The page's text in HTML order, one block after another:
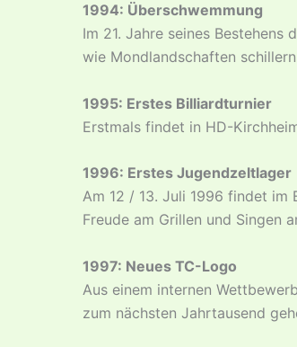
1994: Überschwemmung
Im 21. Jahre seines
wie Mondlandschaften
1995: Erstes Billiardturnier
Erstmals findet in HD-
1996: Erstes Jugendzeltlager
Am 12 / 13. Juli 1996 findet im
Freude am Grillen und Singen
1997: Neues TC-Logo
Aus einem internen
zum nächsten Jahrtausend